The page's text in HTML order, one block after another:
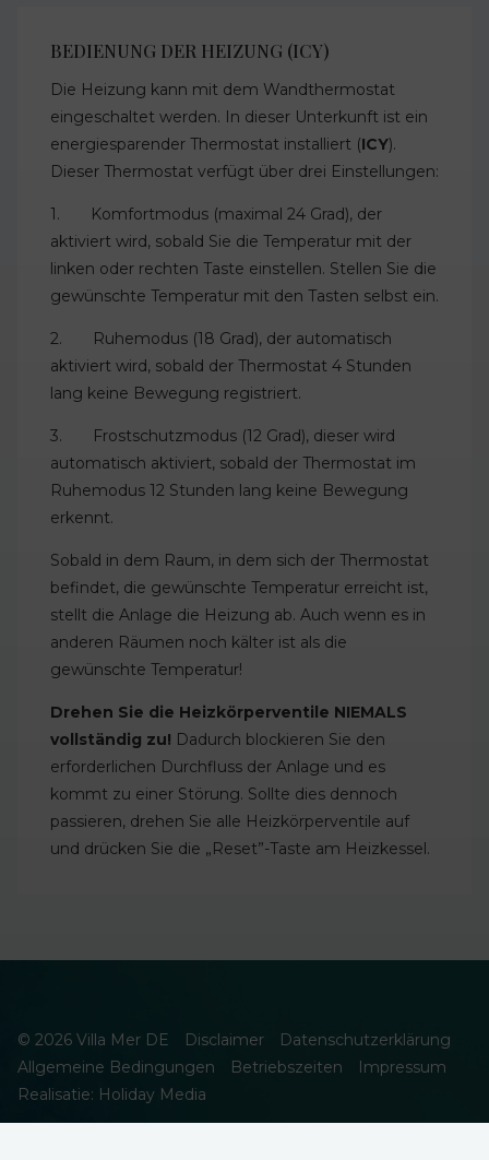
BEDIENUNG DER HEIZUNG (ICY)
Die Heizung kann mit dem Wandthermostat
eingeschaltet werden. In dieser Unterkunft ist ein
energiesparender Thermostat installiert (ICY).
Dieser Thermostat verfügt über drei Einstellungen:
1. Komfortmodus (maximal 24 Grad), der
aktiviert wird, sobald Sie die Temperatur mit der
linken oder rechten Taste einstellen. Stellen Sie die
gewünschte Temperatur mit den Tasten selbst ein.
2. Ruhemodus (18 Grad), der automatisch
aktiviert wird, sobald der Thermostat 4 Stunden
lang keine Bewegung registriert.
3. Frostschutzmodus (12 Grad), dieser wird
automatisch aktiviert, sobald der Thermostat im
Ruhemodus 12 Stunden lang keine Bewegung
erkennt.
Sobald in dem Raum, in dem sich der Thermostat
befindet, die gewünschte Temperatur erreicht ist,
stellt die Anlage die Heizung ab. Auch wenn es in
anderen Räumen noch kälter ist als die
gewünschte Temperatur!
Drehen Sie die Heizkörperventile NIEMALS
vollständig zu! Dadurch blockieren Sie den
erforderlichen Durchfluss der Anlage und es
kommt zu einer Störung. Sollte dies dennoch
passieren, drehen Sie alle Heizkörperventile auf
und drücken Sie die „Reset”-Taste am Heizkessel.
© 2026 Villa Mer DE Disclaimer
Datenschutzerklärung
Allgemeine Bedingungen
Betriebszeiten
Impressum
Realisatie: Holiday Media